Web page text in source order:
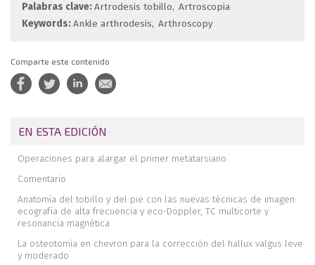
Palabras clave:Artrodesis tobillo Artroscopia
Keywords:Ankle arthrodesis Arthroscopy
Comparte este contenido
EN ESTA EDICIÓN
Operaciones para alargar el primer metatarsiano
Comentario
Anatomía del tobillo y del pie con las nuevas técnicas de imagen:
ecografía de alta frecuencia y eco-Doppler, TC multicorte y
resonancia magnética
La osteotomía en chevron para la corrección del hallux valgus leve
y moderado